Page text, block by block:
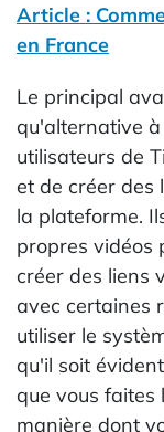
Article :
en France
Le principal
qu'alternative à
utilisateurs de
et de créer des
la plateforme.
propres vidéos
créer des liens
avec certaines
utiliser le
qu'il soit
que vous
manière dont